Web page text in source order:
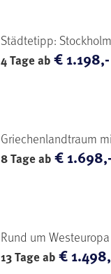
Städtetipp: Stockholm
4 Tage ab€ 1.198,-
Griechenlandtraum
8 Tage ab€ 1.698,-
Rund um
13 Tage ab€